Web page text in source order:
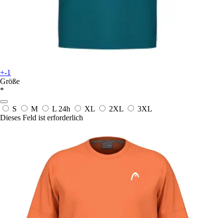
+-1
Größe
*
S M L 24h XL 2XL
3XL
Dieses Feld ist erforderlich